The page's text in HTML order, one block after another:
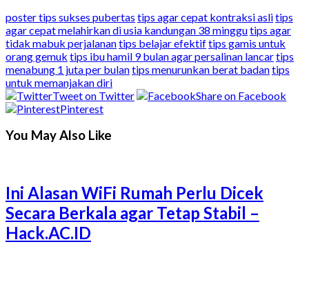
poster tips sukses pubertas tips agar cepat kontraksi aslitips
agar cepat melahirkan di usia kandungan 38 minggutips agar
tidak mabuk perjalanantips belajar efektiftips gamis untuk
orang gemuk tips ibu hamil 9 bulan agar persalinan lancartips
menabung 1 juta per bulantips menurunkan berat badantips
untuk memanjakan diri
Tweet on Twitter
Share on Facebook
Pinterest
You May Also Like
Ini Alasan WiFi Rumah Perlu Dicek
Secara Berkala agar Tetap Stabil –
Hack.AC.ID